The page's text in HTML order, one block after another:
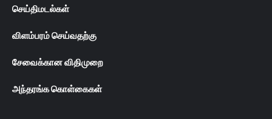
செய்திமடல்கள்
விளம்பரம் செய்வதற்கு
சேவைக்கான விதிமுறை
அந்தரங்க கொள்கைகள்